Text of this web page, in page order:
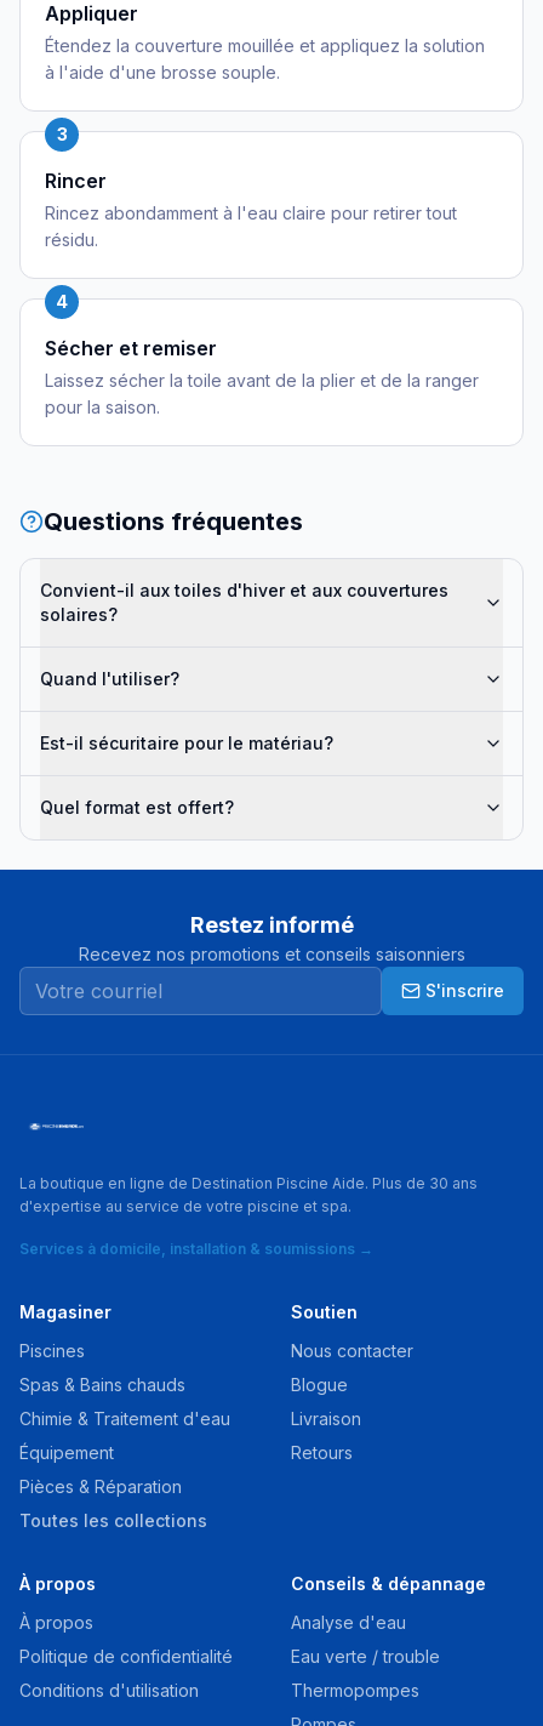
Appliquer
Étendez la couverture mouillée et appliquez la solution
à l'aide d'une brosse souple.
3
Rincer
Rincez abondamment à l'eau claire pour retirer tout
résidu.
4
Sécher et remiser
Laissez sécher la toile avant de la plier et de la ranger
pour la saison.
Questions fréquentes
Convient-il aux toiles d'hiver et aux couvertures
solaires?
Quand l'utiliser?
Est-il sécuritaire pour le matériau?
Quel format est offert?
Restez informé
Recevez nos promotions et conseils saisonniers
S'inscrire
La boutique en ligne de Destination Piscine Aide. Plus de 30 ans
d'expertise au service de votre piscine et spa.
Services à domicile, installation & soumissions →
Magasiner
Piscines
Spas & Bains chauds
Chimie & Traitement d'eau
Équipement
Pièces & Réparation
Toutes les collections
Soutien
Nous contacter
Blogue
Livraison
Retours
À propos
À propos
Politique de confidentialité
Conditions d'utilisation
Conseils & dépannage
Analyse d'eau
Eau verte / trouble
Thermopompes